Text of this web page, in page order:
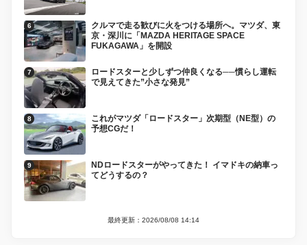
クルマで走る歓びに火をつける場所へ。マツダ、東
京・深川に「MAZDA HERITAGE SPACE
FUKAGAWA」を開設
ロードスターと少しずつ仲良くなる──慣らし運転
で見えてきた”小さな発見”
これがマツダ「ロードスター」次期型（NE型）の
予想CGだ！
NDロードスターがやってきた！ イマドキの納車っ
てどうするの？
最終更新：2026/08/08 14:14